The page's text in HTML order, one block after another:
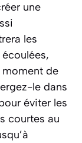
une
les
moment de
le dans
éviter les
courtes au